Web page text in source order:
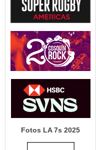
Fotos LA 7s 2025